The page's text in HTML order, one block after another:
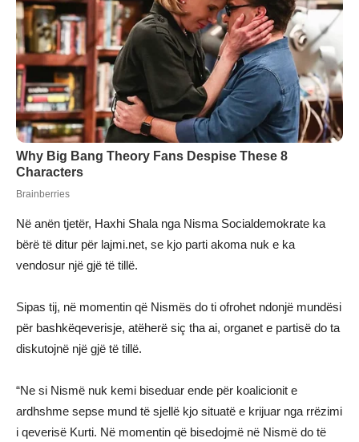
Në anën tjetër, Haxhi Shala nga Nisma Socialdemokrate ka
bërë të ditur për lajmi.net, se kjo parti akoma nuk e ka
vendosur një gjë të tillë.
Sipas tij, në momentin që Nismës do ti ofrohet ndonjë mundësi
për bashkëqeverisje, atëherë siç tha ai, organet e partisë do ta
diskutojnë një gjë të tillë.
“Ne si Nismë nuk kemi biseduar ende për koalicionit e
ardhshme sepse mund të sjellë kjo situatë e krijuar nga rrëzimi
i qeverisë Kurti. Në momentin që bisedojmë në Nismë do të